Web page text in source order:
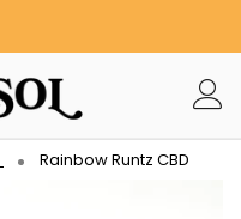
0,30 €/g 🍉!
✨
svakih potrošenih 100
0,30 €/g 🍉!
Rainbow Runtz CBD